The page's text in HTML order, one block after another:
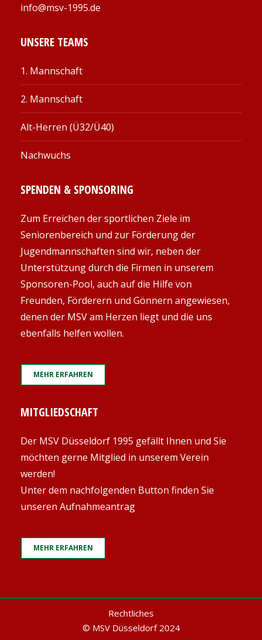
info@msv-1995.de
UNSERE TEAMS
1. Mannschaft
2. Mannschaft
Alt-Herren (Ü32/Ü40)
Nachwuchs
SPENDEN & SPONSORING
Zum Erreichen der sportlichen Ziele im
Seniorenbereich und zur Förderung der
Jugendmannschaften sind wir, neben der
Unterstützung durch die Firmen in unserem
Sponsoren-Pool, auch auf die Hilfe von
Freunden, Förderern und Gönnern angewiesen,
denen der MSV am Herzen liegt und die uns
ebenfalls helfen wollen.
MEHR ERFAHREN
MITGLIEDSCHAFT
Der MSV Düsseldorf 1995 gefällt Ihnen und Sie
möchten gerne Mitglied in unserem Verein
werden!
Unter dem nachfolgenden Button finden Sie
unseren Aufnahmeantrag
MEHR ERFAHREN
Rechtliches
© MSV Düsseldorf 2024